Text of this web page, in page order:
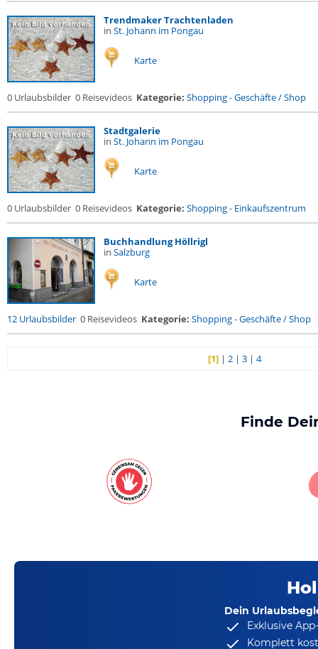
Trendmaker Trachtenladen
in St. Johann im Pongau
Karte
0 Urlaubsbilder 0 Reisevideos Kategorie: Shopping-Geschäfte / Shop
Stadtgalerie
in St. Johann im Pongau
Karte
0 Urlaubsbilder 0 Reisevideos Kategorie: Shopping- Einkaufszentrum
Buchhandlung Höllrigl
in Salzburg
Karte
12 Urlaubsbilder 0 Reisevideos Kategorie: Shopping-Geschäfte / Shop
[1] |2 |3 |4
Finde
Dein
Exklusive
Komplett